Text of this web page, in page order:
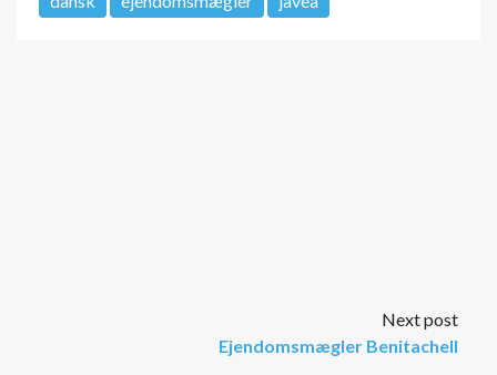
Next post
Ejendomsmægler Benitachell